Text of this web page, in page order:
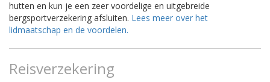
hutten en kun je een zeer voordelige en uitgebreide
bergsportverzekering afsluiten. Lees meer over het
lidmaatschap en de voordelen.
Reisverzekering